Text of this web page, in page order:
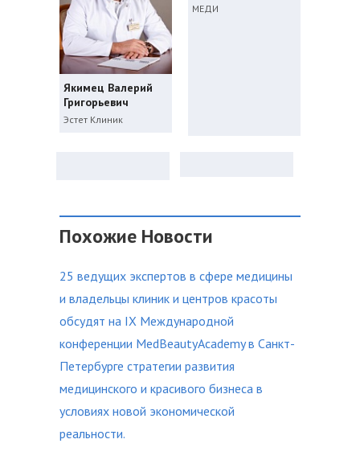
Якимец Валерий
Григорьевич
Эстет Клиник
МЕДИ
Похожие Новости
25 ведущих экспертов в сфере медицины
и владельцы клиник и центров красоты
обсудят на IX Международной
конференции MedBeautyAcademy в Санкт-
Петербурге стратегии развития
медицинского и красивого бизнеса в
условиях новой экономической
реальности.